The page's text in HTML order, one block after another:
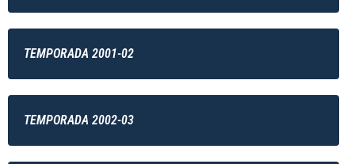
TEMPORADA 2001-02
TEMPORADA 2002-03